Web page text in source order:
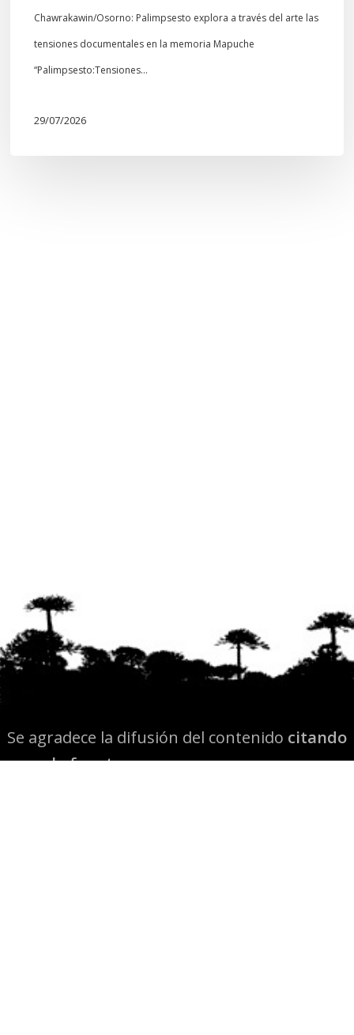
Chawrakawin/Osorno: Palimpsesto explora a través del arte las
tensiones documentales en la memoria Mapuche
“Palimpsesto:Tensiones…
29/07/2026
Se agradece la difusión del contenido citando
la fuente www.mapuexpress.org